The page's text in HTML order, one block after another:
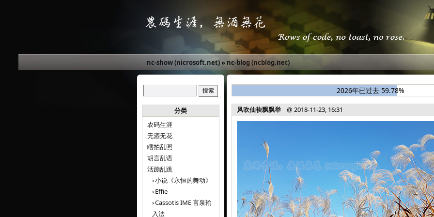
nc-show (nicrosoft.net)» nc-blog (ncblog.net)
分类
农码生涯
无酒无花
瞎拍乱照
胡言乱语
活蹦乱跳
小说《永恒的舞动》
Effie
Cassotis IME 言泉输
入法
2026年已过去 59.78%
风吹仙袂飘飘举 @ 2018-11-23, 16:31